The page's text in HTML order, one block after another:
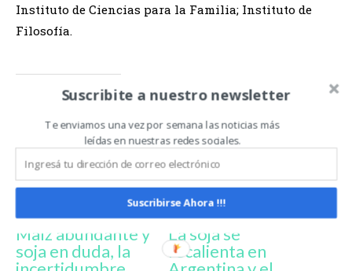
Instituto de Ciencias para la Familia; Instituto de
Filosofía.
Relacionado
Maíz abundante y
soja en duda, la
La soja se
recalienta en
Suscribite a nuestro newsletter
Te enviamos una vez por semana las noticias más
leídas en nuestras redes sociales.
Suscribirse Ahora !!!